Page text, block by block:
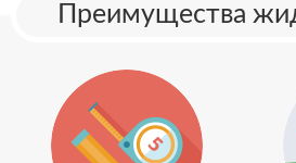
Преимущества